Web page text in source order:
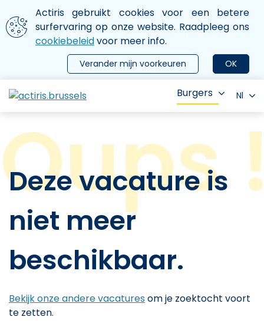
Aller au contenu principal
We gebruiken cookies
Actiris gebruikt cookies voor een betere
surfervaring op onze website. Raadpleeg ons
cookiebeleidvoor meer info.
OK
Verander mijn voorkeuren
le menu
Burgers Nl
Deze vacature is
niet meer
beschikbaar.
Bekijk onze andere vacaturesom je zoektocht voort
te zetten.